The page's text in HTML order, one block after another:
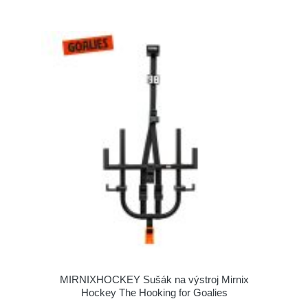
MIRNIXHOCKEY Sušák na výstroj Mirnix
Hockey The Hooking for Goalies